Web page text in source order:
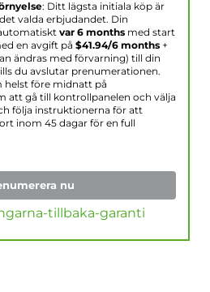
: Ditt lägsta initiala köp är
valda erbjudandet. Din
var 6 months med start
en avgift på $41.94/6 months +
ändras med förvarning) till din
du avslutar prenumerationen.
helst före midnatt på
att gå till kontrollpanelen och välja
följa instruktionerna för att
inom 45 dagar för en full
nu
tillbaka-garanti